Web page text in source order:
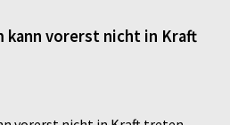
kann vorerst nicht in Kraft